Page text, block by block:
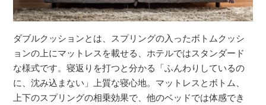
ダブルクッションとは、スプリングの入ったボトムクッシ
ョンの上にマットレスを載せる、ホテルではスタンダード
な様式です。寝返りを打つと分かる「ふんわりしているの
に、沈み込まない」上質な寝心地。マットレスとボトム、
上下のスプリングの相乗効果で、他のベッドでは体感でき